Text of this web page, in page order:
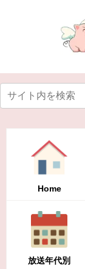
Home
放送年代別